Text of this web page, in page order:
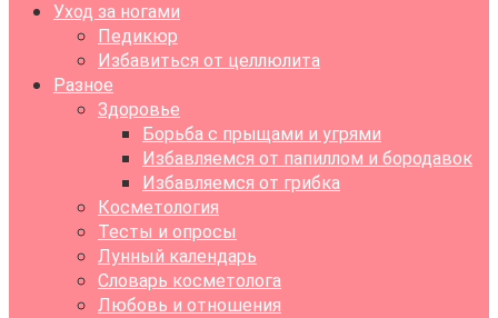
Уход за ногами
Педикюр
Избавиться от целлюлита
Разное
Здоровье
Борьба с прыщами и угрями
Избавляемся от папиллом и бородавок
Избавляемся от грибка
Косметология
Тесты и опросы
Лунный календарь
Словарь косметолога
Любовь и отношения